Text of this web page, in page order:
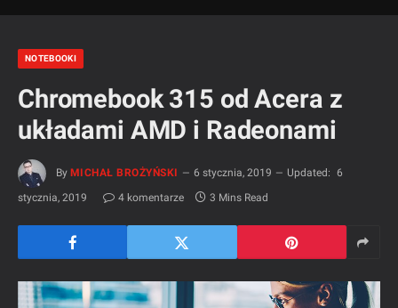
NOTEBOOKI
Chromebook 315 od Acera z
układami AMD i Radeonami
By MICHAŁ BROŻYŃSKI 6 stycznia, 2019 Updated: 6
stycznia, 2019
4 komentarze 3 Mins Read